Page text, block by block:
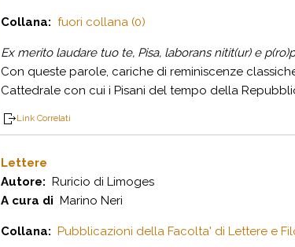
Collana: fuori collana (0)
Ex merito laudare tuo te, Pisa, laborans nitit(ur) e
Con queste parole, cariche di reminiscenze
Cattedrale con cui i Pisani del tempo della
Link Correlati
Lettere
Autore: Ruricio di Limoges
A cura di Marino Neri
Collana: Pubblicazioni della Facolta' di Lettere e